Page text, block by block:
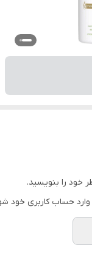
خود را بنویسید.
وارد حساب کاربری خود